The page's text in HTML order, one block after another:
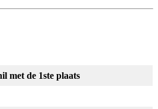
met de 1ste plaats